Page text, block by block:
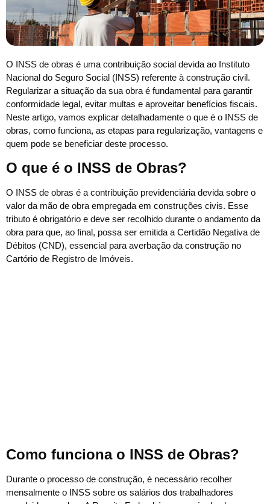
O INSS de obras é uma contribuição social devida ao Instituto
Nacional do Seguro Social (INSS) referente à construção civil.
Regularizar a situação da sua obra é fundamental para garantir
conformidade legal, evitar multas e aproveitar benefícios fiscais.
Neste artigo, vamos explicar detalhadamente o que é o INSS de
obras, como funciona, as etapas para regularização, vantagens e
quem pode se beneficiar deste processo.
O que é o INSS de Obras?
O INSS de obras é a contribuição previdenciária devida sobre o
valor da mão de obra empregada em construções civis. Esse
tributo é obrigatório e deve ser recolhido durante o andamento da
obra para que, ao final, possa ser emitida a Certidão Negativa de
Débitos (CND), essencial para averbação da construção no
Cartório de Registro de Imóveis.
Como funciona o INSS de Obras?
Durante o processo de construção, é necessário recolher
mensalmente o INSS sobre os salários dos trabalhadores